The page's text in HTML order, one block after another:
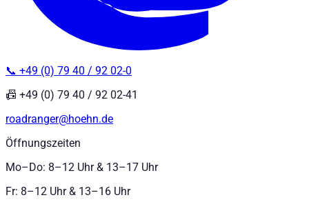
📞 +49 (0) 79 40 / 92 02-0
📠 +49 (0) 79 40 / 92 02-41
roadranger@hoehn.de
Öffnungszeiten
Mo–Do: 8–12 Uhr & 13–17 Uhr
Fr: 8–12 Uhr & 13–16 Uhr